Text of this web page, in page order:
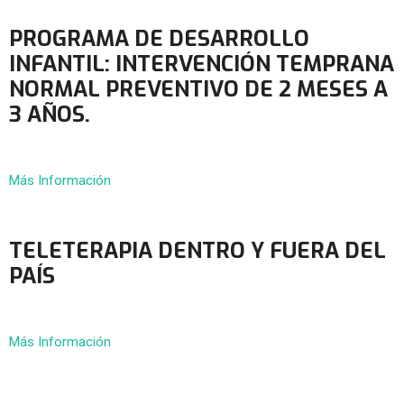
PROGRAMA DE DESARROLLO
INFANTIL: INTERVENCIÓN TEMPRANA
NORMAL PREVENTIVO DE 2 MESES A
3 AÑOS.
Más Información
TELETERAPIA DENTRO Y FUERA DEL
PAÍS
Más Información